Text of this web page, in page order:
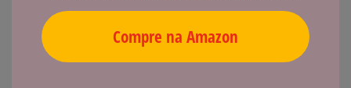
Compre na Amazon